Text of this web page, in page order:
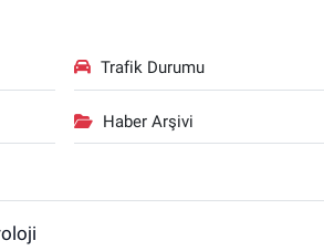
Trafik Durumu
Haber Arşivi